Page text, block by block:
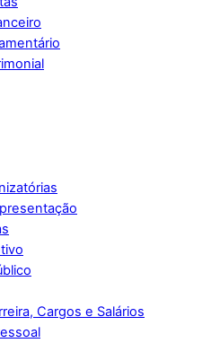
Cargos e Salários